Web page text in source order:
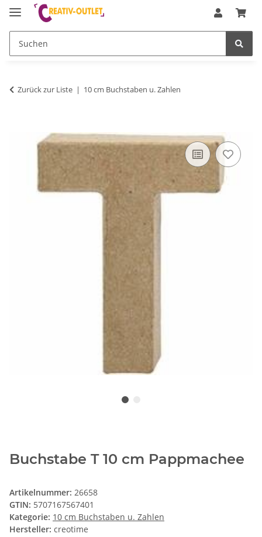
Zurück zur Liste 10 cm Buchstaben u. Zahlen
Buchstabe T 10 cm Pappmachee
Artikelnummer: 26658
GTIN: 5707167567401
Kategorie: 10 cm Buchstaben u. Zahlen
Hersteller: creotime